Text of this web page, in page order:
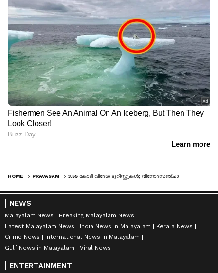
HOME PRAVASAM
NEWS
Malayalam News
Breaking Malayalam News
Latest Malayalam News
India News in Malayalam
Kerala News
Crime News
International News in Malayalam
Gulf News in Malayalam
Viral News
ENTERTAINMENT